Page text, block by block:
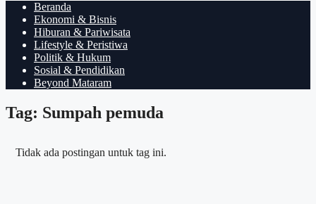
Beranda
Ekonomi & Bisnis
Hiburan & Pariwisata
Lifestyle & Peristiwa
Politik & Hukum
Sosial & Pendidikan
Beyond Mataram
Tag: Sumpah pemuda
Tidak ada postingan untuk tag ini.